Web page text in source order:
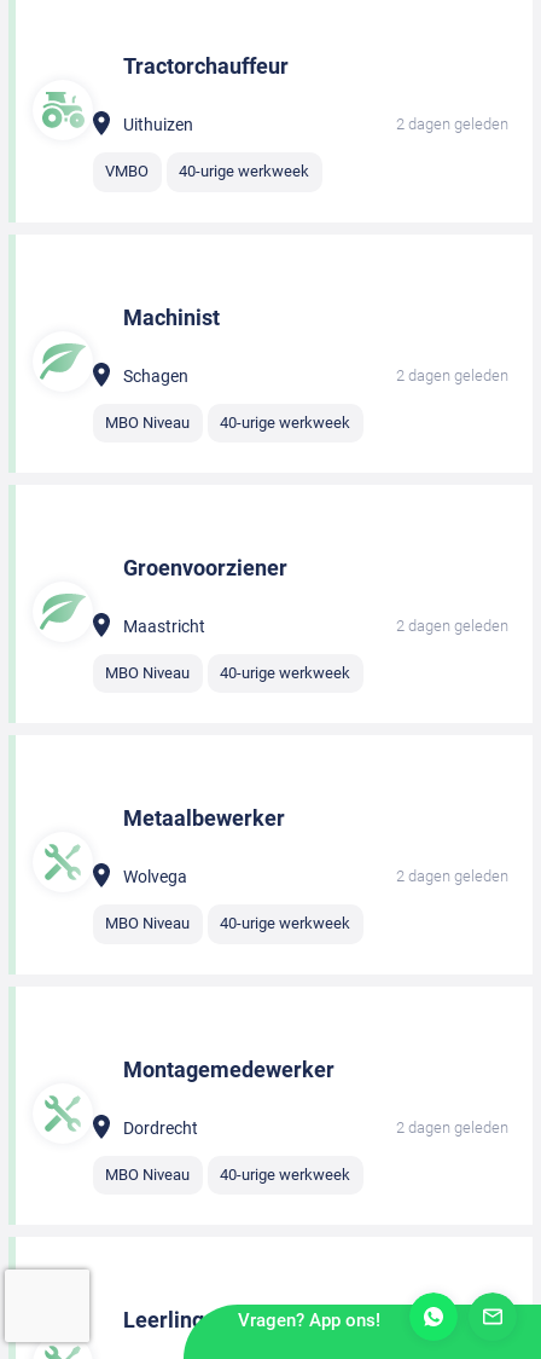
Tractorchauffeur
Uithuizen 2 dagen geleden
VMBO 40-urige werkweek
Machinist
Schagen 2 dagen geleden
MBO Niveau 40-urige werkweek
Groenvoorziener
Maastricht 2 dagen geleden
MBO Niveau 40-urige werkweek
Metaalbewerker
Wolvega 2 dagen geleden
MBO Niveau 40-urige werkweek
Montagemedewerker
Dordrecht 2 dagen geleden
MBO Niveau 40-urige werkweek
Leerling monteurVragen? App ons!